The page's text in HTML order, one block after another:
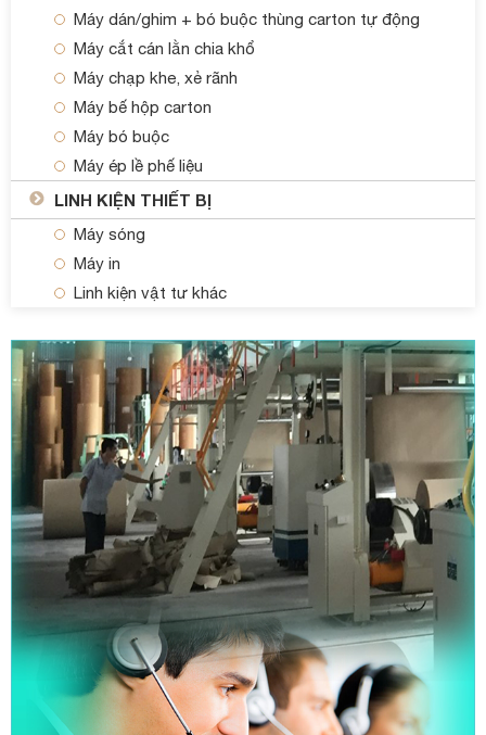
Máy dán/ghim + bó buộc thùng carton tự động
Máy cắt cán lằn chia khổ
Máy chạp khe, xẻ rãnh
Máy bế hộp carton
Máy bó buộc
Máy ép lề phế liệu
LINH KIỆN THIẾT BỊ
Máy sóng
Máy in
Linh kiện vật tư khác